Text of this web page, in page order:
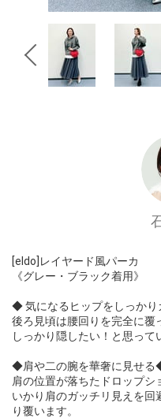
[eldo]レイヤード風パーカ
《グレー・ブラック着用》
◆ 気になるヒップをしっか
後ろ見頃は腰回りを完全に覆
しっかり隠したい！と思って
◆肩や二の腕を華奢に見せ
肩の位置が落ちたドロップシ
いかり肩のガッチリ見えを
り覆います。